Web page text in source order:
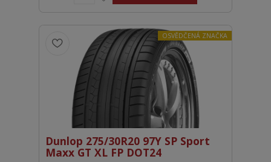
OSVĚDČENÁ ZNAČKA
Dunlop 275/30R20 97Y SP Sport
Maxx GT XL FP DOT24